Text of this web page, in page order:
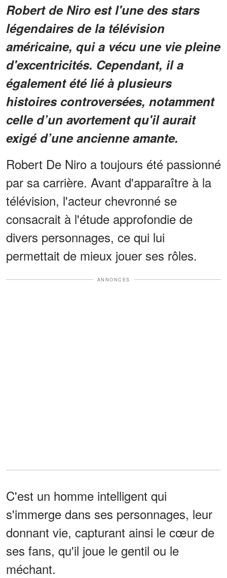
Robert de Niro est l'une des stars
légendaires de la télévision
américaine, qui a vécu une vie pleine
d'excentricités. Cependant, il a
également été lié à plusieurs
histoires controversées, notamment
celle d’un avortement qu'il aurait
exigé d’une ancienne amante.
Robert De Niro a toujours été passionné
par sa carrière. Avant d'apparaître à la
télévision, l'acteur chevronné se
consacrait à l'étude approfondie de
divers personnages, ce qui lui
permettait de mieux jouer ses rôles.
ANNONCES
C'est un homme intelligent qui
s'immerge dans ses personnages, leur
donnant vie, capturant ainsi le cœur de
ses fans, qu'il joue le gentil ou le
méchant.